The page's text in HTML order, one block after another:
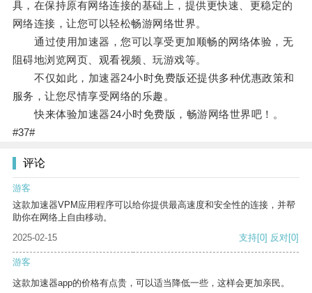
具，在保持原有网络连接的基础上，提供更快速、更稳定的
网络连接，让您可以轻松畅游网络世界。
通过使用加速器，您可以享受更加顺畅的网络体验，无
阻碍地浏览网页、观看视频、玩游戏等。
不仅如此，加速器24小时免费版还提供多种优惠政策和
服务，让您尽情享受网络的乐趣。
快来体验加速器24小时免费版，畅游网络世界吧！。
#37#
评论
游客
这款加速器VPM应用程序可以给你提供最高速度和安全性的连接，并帮
助你在网络上自由移动。
2025-02-15
支持[0] 反对[0]
游客
这款加速器app的价格有点贵，可以适当降低一些，这样会更加亲民。